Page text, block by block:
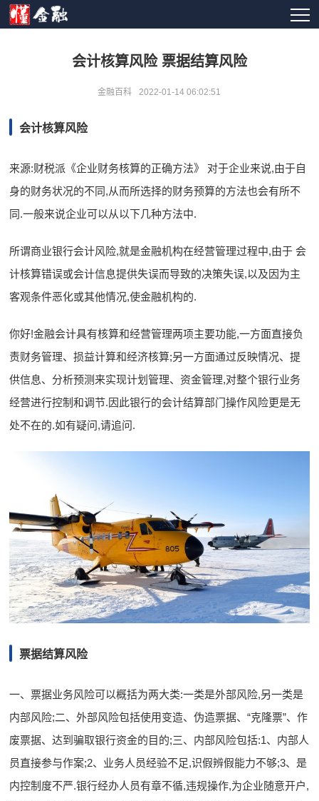
会计核算风险 票据结算风险
金融百科 2022-01-14 06:02:51
会计核算风险
来源:财税派《企业财务核算的正确方法》 对于企业来说,由于自
身的财务状况的不同,从而所选择的财务预算的方法也会有所不
同.一般来说企业可以从以下几种方法中.
所谓商业银行会计风险,就是金融机构在经营管理过程中,由于 会
计核算错误或会计信息提供失误而导致的决策失误,以及因为主
客观条件恶化或其他情况,使金融机构的.
你好!金融会计具有核算和经营管理两项主要功能,一方面直接负
责财务管理、损益计算和经济核算;另一方面通过反映情况、提
供信息、分析预测来实现计划管理、资金管理,对整个银行业务
经营进行控制和调节.因此银行的会计结算部门操作风险更是无
处不在的.如有疑问,请追问.
票据结算风险
一、票据业务风险可以概括为两大类:一类是外部风险,另一类是
内部风险;二、外部风险包括使用变造、伪造票据、“克隆票”、作
废票据、达到骗取银行资金的目的;三、内部风险包括:1、内部人
员直接参与作案;2、业务人员经验不足,识假辨假能力不够;3、是
内控制度不严.银行经办人员有章不循,违规操作,为企业随意开户,